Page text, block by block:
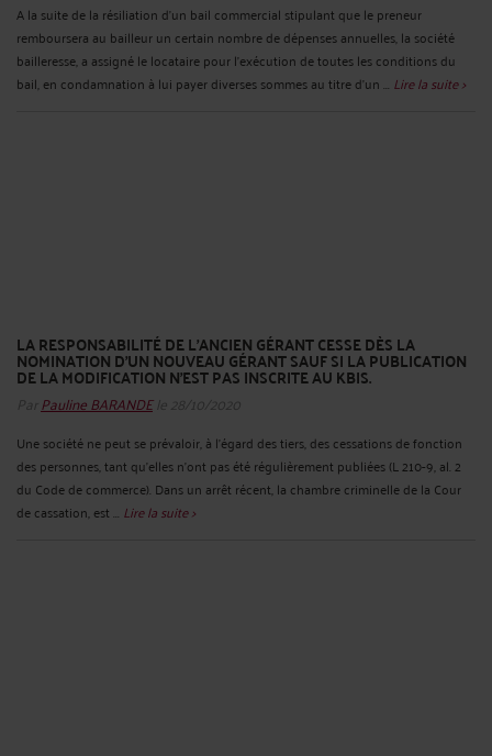
A la suite de la résiliation d’un bail commercial stipulant que le preneur
remboursera au bailleur un certain nombre de dépenses annuelles, la société
bailleresse, a assigné le locataire pour l’exécution de toutes les conditions du
bail, en condamnation à lui payer diverses sommes au titre d’un ... Lire la suite >
LA RESPONSABILITÉ DE L’ANCIEN GÉRANT CESSE DÈS LA
NOMINATION D’UN NOUVEAU GÉRANT SAUF SI LA PUBLICATION
DE LA MODIFICATION N’EST PAS INSCRITE AU KBIS.
Par Pauline BARANDEle 28/10/2020
Une société ne peut se prévaloir, à l’égard des tiers, des cessations de fonction
des personnes, tant qu’elles n’ont pas été régulièrement publiées (L 210-9, al. 2
du Code de commerce). Dans un arrêt récent, la chambre criminelle de la Cour
de cassation, est ... Lire la suite >